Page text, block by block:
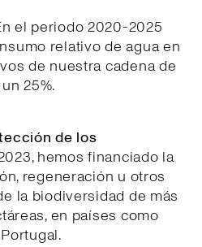
el periodo 2020-2025
relativo de agua en
de nuestra cadena de
25%.
de los
hemos financiado la
regeneración u otros
la biodiversidad de más
en países como